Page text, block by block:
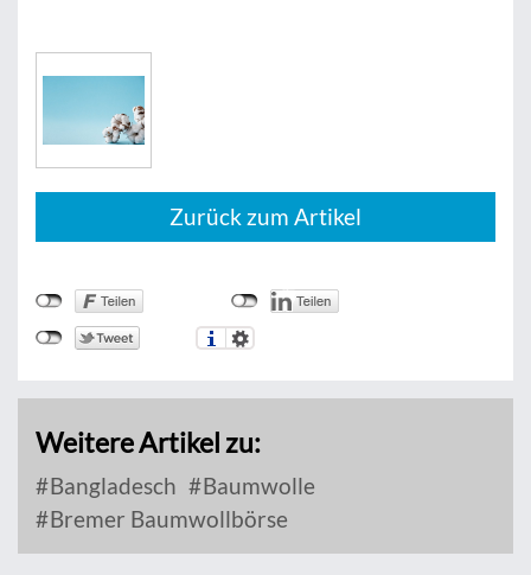
Zurück zum Artikel
Weitere Artikel zu:
Bangladesch
Baumwolle
Bremer Baumwollbörse